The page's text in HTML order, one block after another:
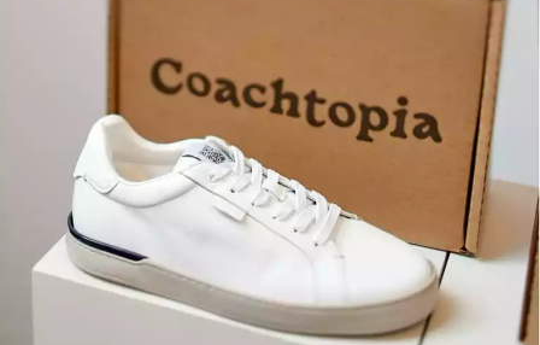
les produits Coachtopia
et en développant
recyclage, nous nous
de vie de nos produits et
est restauré, réparé